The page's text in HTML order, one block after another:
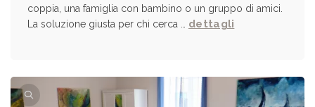
coppia, una famiglia con bambino o un gruppo di amici.
La soluzione giusta per chi cerca … dettagli